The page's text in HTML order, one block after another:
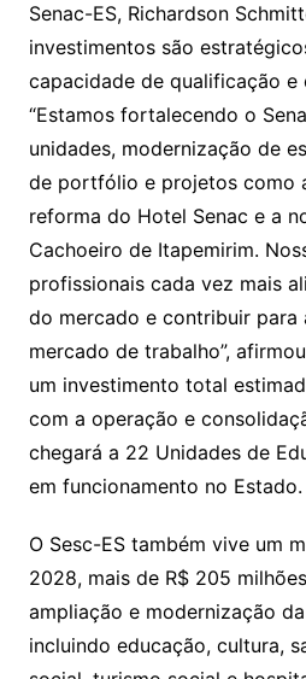
Senac-ES, Richardson
investimentos são
capacidade de qualificação e
“Estamos fortalecendo o
unidades, modernização de
de portfólio e projetos como
reforma do Hotel Senac e a
Cachoeiro de Itapemirim.
profissionais cada vez mais
do mercado e contribuir para
mercado de trabalho”,
um investimento total
com a operação e
chegará a 22 Unidades de
em funcionamento no Estado.
O Sesc-ES também vive um
2028, mais de R$ 205
ampliação e modernização
incluindo educação, cultura,